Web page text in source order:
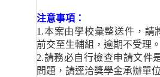
注意事項：
1.本案由學校彙整送件，請
前交至生輔組，逾期不受理。
2.請務必自行檢查申請文件
問題，請逕洽獎學金承辦單